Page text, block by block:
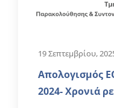
19 Σεπτεμβρίου,
Απολογισμός
2024- Χρονιά